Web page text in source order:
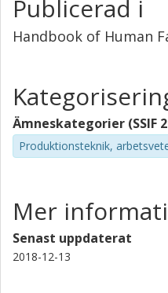
Publicerad i
Handbook of Human
Ämneskategorier (SSIF
Produktionsteknik,
Mer
Senast uppdaterat
2018-12-13